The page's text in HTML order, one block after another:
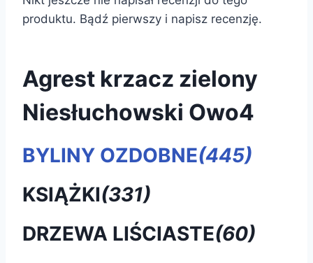
produktu. Bądź pierwszy i napisz recenzję.
Agrest krzacz zielony
Niesłuchowski Owo4
BYLINY OZDOBNE(445)
KSIĄŻKI(331)
DRZEWA LIŚCIASTE(60)